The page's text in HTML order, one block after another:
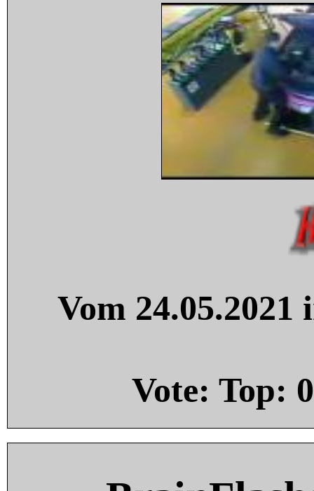
Vom
Vote: Top: 0